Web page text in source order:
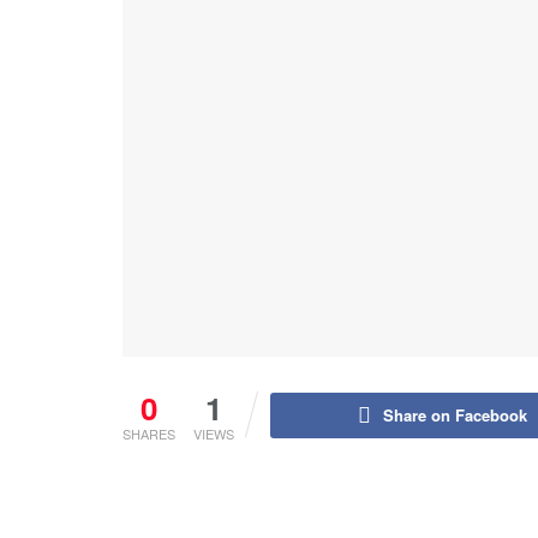
0
SHARES
1
VIEWS
Share on Facebook